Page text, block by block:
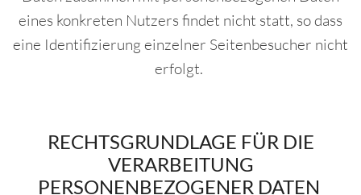
eines konkreten Nutzers findet nicht statt, so dass
eine Identifizierung einzelner Seitenbesucher nicht
erfolgt.
RECHTSGRUNDLAGE FÜR DIE
VERARBEITUNG
PERSONENBEZOGENER DATEN